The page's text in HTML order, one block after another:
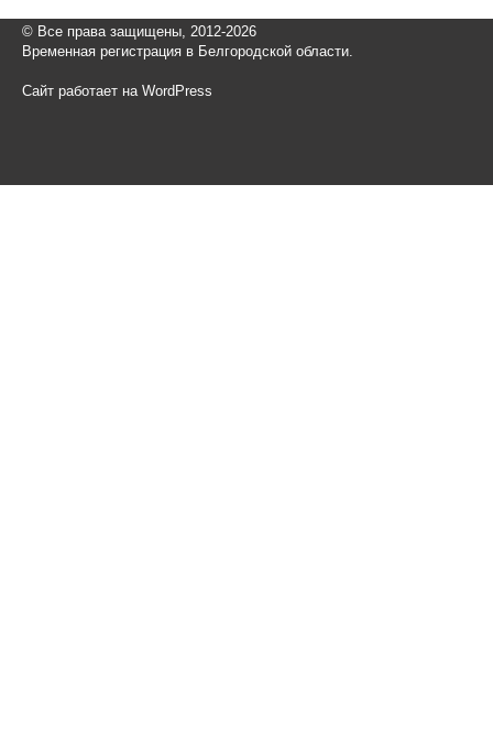
© Все права защищены, 2012-2026
Временная регистрация в Белгородской области.
Сайт работает на WordPress